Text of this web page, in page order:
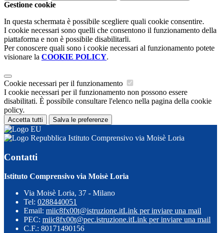
Gestione cookie
In questa schermata è possibile scegliere quali cookie consentire.
I cookie necessari sono quelli che consentono il funzionamento della
piattaforma e non è possibile disabilitarli.
Per conoscere quali sono i cookie necessari al funzionamento potete
visionare la COOKIE POLICY.
Cookie necessari per il funzionamento
I cookie necessari per il funzionamento non possono essere
disabilitati. È possibile consultare l'elenco nella pagina della cookie
policy.
Accetta tutti Salva le preferenze
Istituto Comprensivo via Moisè Loria
Contatti
Istituto Comprensivo via Moisè Loria
Via Moisè Loria, 37 - Milano
Tel: 0288440051
Email: miic8fx00t@istruzione.itLink per inviare una mail
PEC: miic8fx00t@pec.istruzione.itLink per inviare una mail
C.F.: 80171490156